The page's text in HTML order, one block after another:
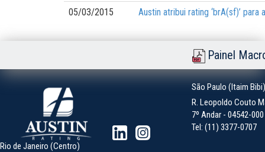
05/03/2015 Austin atribui rating ‘brA(sf)’
Painel
São Paulo (Itaim Bibi)
R. Leopoldo Couto
7º Andar - 04542-
Tel: (11) 3377-0707
Rio de Janeiro (Centro)